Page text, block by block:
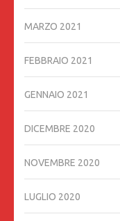
MARZO 2021
FEBBRAIO 2021
GENNAIO 2021
DICEMBRE 2020
NOVEMBRE 2020
LUGLIO 2020